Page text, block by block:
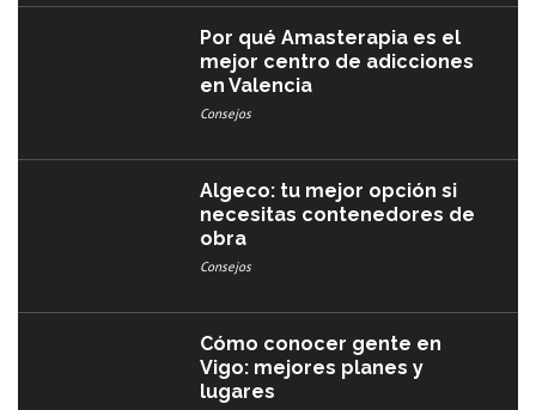
Por qué Amasterapia es el
mejor centro de adicciones
en Valencia
Consejos
Algeco: tu mejor opción si
necesitas contenedores de
obra
Consejos
Cómo conocer gente en
Vigo: mejores planes y
lugares